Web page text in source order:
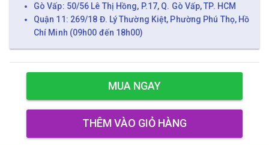
Gò Vấp: 50/56 Lê Thị Hồng, P.17, Q. Gò Vấp, TP. HCM
Quận 11: 269/18 Đ. Lý Thường Kiệt, Phường Phú Thọ, Hồ
Chí Minh (09h00 đến 18h00)
MUA NGAY
THÊM VÀO GIỎ HÀNG